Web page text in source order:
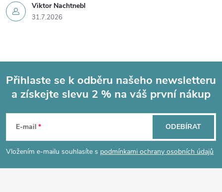
Viktor Nachtnebl
31.7.2026
p
Přihlaste se k odběru našeho newsletteru
a získejte slevu 2 % na váš první nákup
E-mail
Vložením e-mailu souhlasíte s podmínkami ochrany osobních údajů
ODEBÍRAT